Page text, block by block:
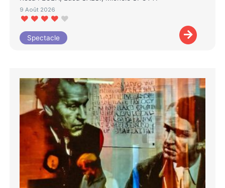
9 Août 2026
Spectacle